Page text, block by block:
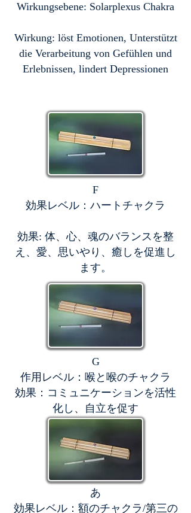
Wirkungsebene: Solarplexus Chakra
Wirkung: löst Emotionen, Unterstützt
die Verarbeitung von Gefühlen und
Erlebnissen, lindert Depressionen
F
効果レベル：ハートチャクラ
効果: 体、心、魂のバランスを整
え、愛、思いやり、癒しを促進し
ます。
G
作用レベル：喉と喉のチャクラ
効果：コミュニケーションを活性
化し、自立を促す
あ
効果レベル：額のチャクラ/第三の